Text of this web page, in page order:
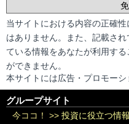
当サイトにおける内容の正確
はありません。また、記載さ
ている情報をあなたが利用す
ができません。
本サイトには広告・プロモーシ
グループサイト
今ココ！ >> 投資に役立つ情